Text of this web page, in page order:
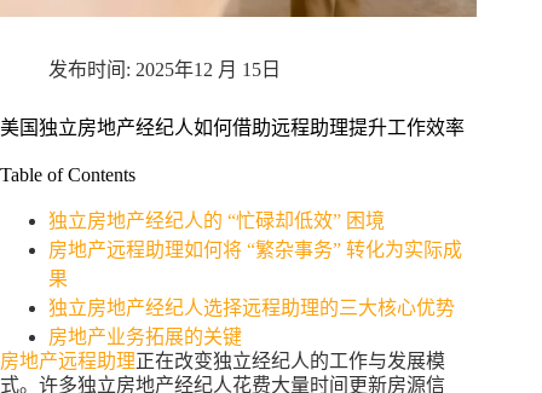
2025年12 月 15日
美国独立房地产经纪人如何借助远程助理提升工作效率
Table of Contents
独立房地产经纪人的 “忙碌却低效” 困境
房地产远程助理如何将 “繁杂事务” 转化为实际成
果
独立房地产经纪人选择远程助理的三大核心优势
房地产业务拓展的关键
房地产远程助理正在改变独立经纪人的工作与发展模
式。许多独立房地产经纪人花费大量时间更新房源信